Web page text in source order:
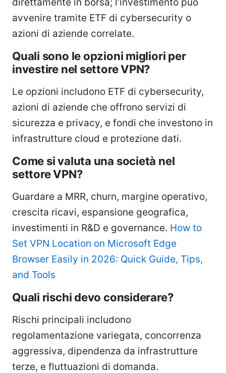
avvenire tramite ETF di cybersecurity o
azioni di aziende correlate.
Quali sono le opzioni migliori per
investire nel settore VPN?
Le opzioni includono ETF di cybersecurity,
azioni di aziende che offrono servizi di
sicurezza e privacy, e fondi che investono in
infrastrutture cloud e protezione dati.
Come si valuta una società nel
settore VPN?
Guardare a MRR, churn, margine operativo,
crescita ricavi, espansione geografica,
investimenti in R&D e governance. How to
Set VPN Location on Microsoft Edge
Browser Easily in 2026: Quick Guide, Tips,
and Tools
Quali rischi devo considerare?
Rischi principali includono
regolamentazione variegata, concorrenza
aggressiva, dipendenza da infrastrutture
terze, e fluttuazioni di domanda.